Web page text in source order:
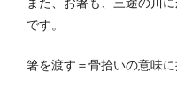
です。
箸を渡す＝骨拾いの意味